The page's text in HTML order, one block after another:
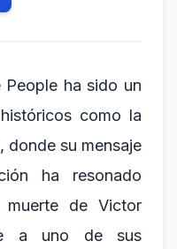
People ha sido un
como la
donde su mensaje
ha resonado
muerte de Victor
a uno de sus